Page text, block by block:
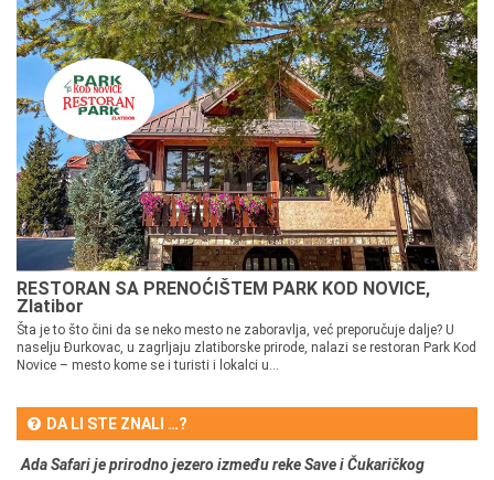
RESTORAN SA PRENOĆIŠTEM PARK KOD NOVICE,
Zlatibor
Šta je to što čini da se neko mesto ne zaboravlja, već preporučuje dalje? U
naselju Đurkovac, u zagrljaju zlatiborske prirode, nalazi se restoran Park Kod
Novice – mesto kome se i turisti i lokalci u...
DA LI STE ZNALI …?
Ada Safari je prirodno jezero između reke Save i Čukaričkog